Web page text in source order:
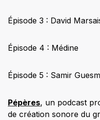
Épisode 3 : David
Épisode 4 : Médine
Épisode 5 : Samir
Pépères, un podcast
de création sonore du